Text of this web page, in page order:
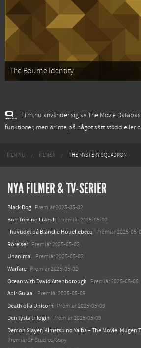
The Bourne Identity
Film.nu använder sig av The Movie
funktioner, men är inte på något sätt stödd eller
FILM.NU FILMER THE MYSTERY SQUADRON
NYA FILMER & TV-SERIER
Black Dog Premiär 2025-05-02
Bob Trevino Likes It Premiär 2025-05-02
I huvudet på Blanche Houellebecq Premiär 2025-05-
Rörelser Premiär 2025-05-02
Unanimal Premiär 2025-05-02
Warfare Premiär 2025-05-02
Ocean with David Attenborough Premiär 2025-05-08
Abir Gulaal Premiär 2025-05-09
Death of a Unicorn Premiär 2025-05-09
Den tysta trilogin Premiär 2025-05-09
Demon Slayer: Kimetsu no Yaiba – The Movie: Mugen
Premiär SF Studios/Sony